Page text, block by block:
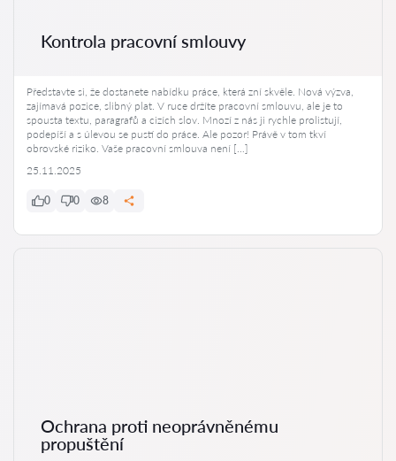
Kontrola pracovní smlouvy
Představte si, že dostanete nabídku práce, která zní skvěle. Nová výzva,
zajímavá pozice, slibný plat. V ruce držíte pracovní smlouvu, ale je to
spousta textu, paragrafů a cizích slov. Mnozí z nás ji rychle prolistují,
podepíší a s úlevou se pustí do práce. Ale pozor! Právě v tom tkví
obrovské riziko. Vaše pracovní smlouva není […]
25.11.2025
0 0 8
Ochrana proti neoprávněnému
propuštění